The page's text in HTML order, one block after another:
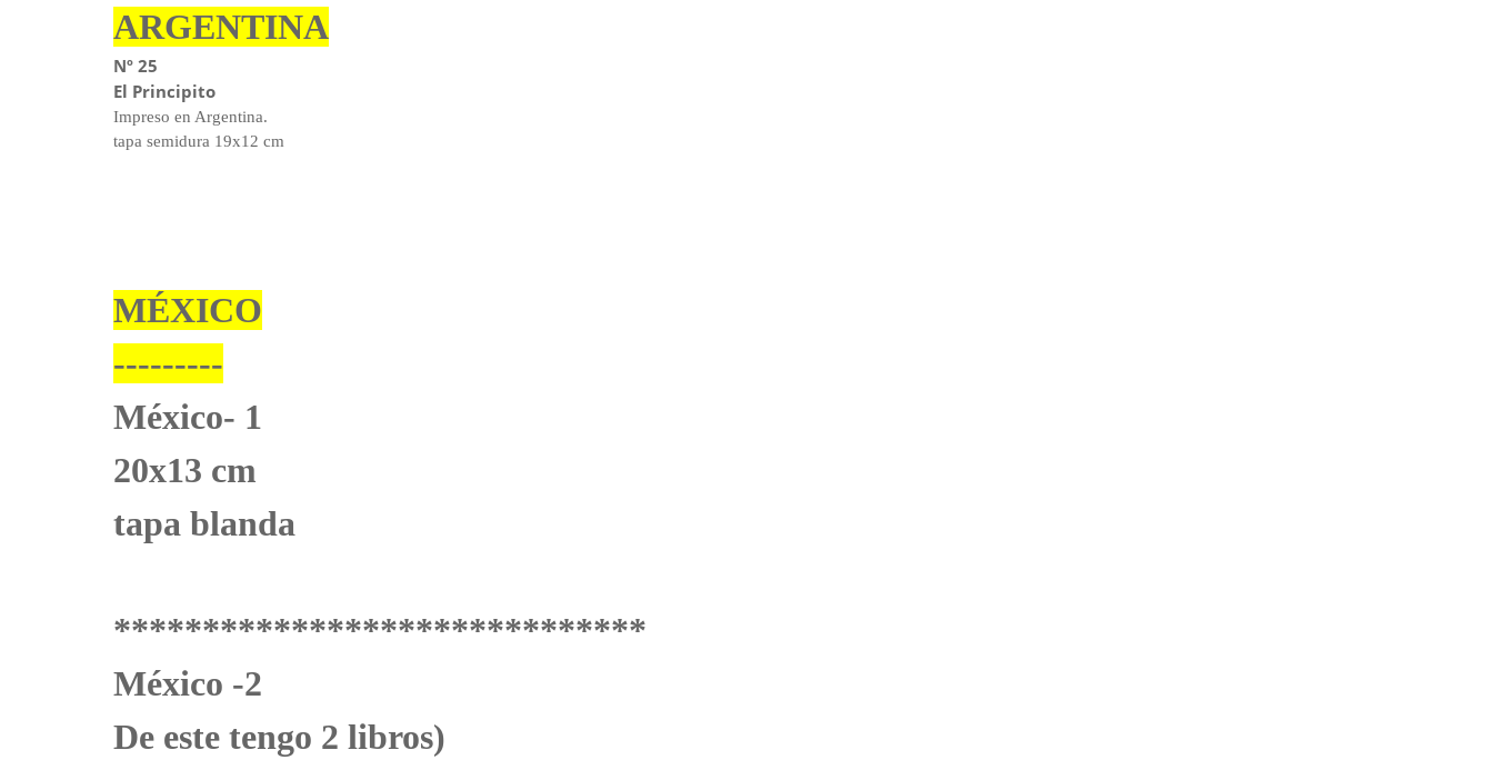
ARGENTINA
Nº 25
El Principito
Impreso en Argentina.
tapa semidura 19x12 cm
MÉXICO
---------
México- 1
20x13 cm
tapa blanda
******************************
México -2
De este tengo 2 libros)